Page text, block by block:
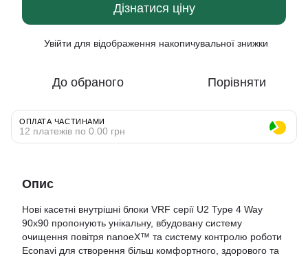
Дізнатися ціну
Увійти для відображення накопичувальної знижки
До обраного Порівняти
ОПЛАТА ЧАСТИНАМИ
12 платежів по 0.00 грн
Опис
Нові касетні внутрішні блоки VRF серії U2 Type 4 Way
90x90 пропонують унікальну, вбудовану систему
очищення повітря nanoeХ™ та систему контролю роботи
Econavi для створення більш комфортного, здорового та